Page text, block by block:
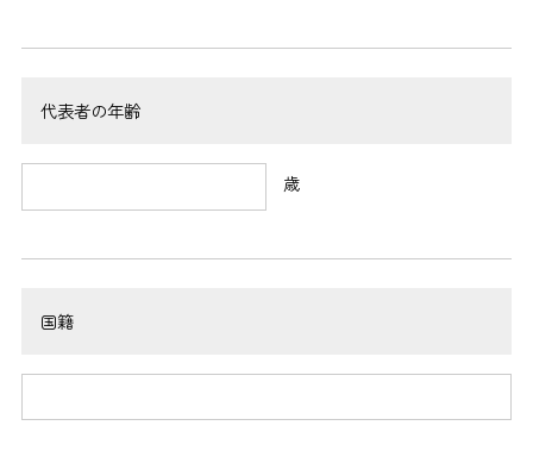
代表者の年齢
歳
国籍